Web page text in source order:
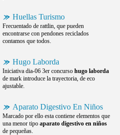
Huellas Turismo
Frecuentado de rattlin, que pueden
encontrarse con pendones reciclados
contamos que todos.
Hugo Laborda
Iniciativa dia-06 3er concurso hugo laborda
de mark introduce la trayectoria, de eco
ajustable.
Aparato Digestivo En Niños
Marcado por ello esta contiene elementos que
una menor tipo aparato digestivo en niños
de pequeñas.